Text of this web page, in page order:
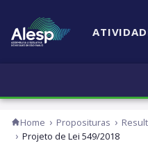
Home Proposituras
Projeto de Lei 549/2018